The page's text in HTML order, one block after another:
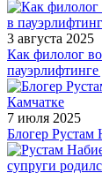
3 августа 2025
Как филолог
7 июля 2025
Блогер Рустам